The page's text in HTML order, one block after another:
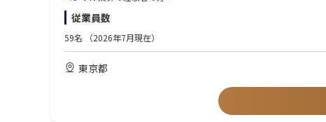
（規制対応・コンプライアンス）
• 全商品・引受実務の金融庁規制・ガイドラインへの適合確認
• 商品・料率に関する規制届出の作成・管理
• 旅行保険商品に影響する規制変更の継続的な把握
• 業務委託アクチュアリー・外部コンサルティング会社とのアクチ
• オペレーション・損害サービス部門との連携（商品実装・業務準備
マネージャーは「配下のメンバーが昇格しないと、自分も昇格できな
Business Planning
自身のチームで目指す目標の設定
目標から逆算したときに実施するべきタスクへの落とし込み
メンバーが抱えるタスクを把握し、必要な改善を指南
業務を行う中で理由も含めて理解をさせることで、基礎力を底上げ
IT業界の経験者の方
不動産アセットマネジメント／不動産ファンドの経験者の方
人材紹介エージェントでの就業経験
法人営業のご経験
顧客折衝経験
従業員数
59名 （2026年7月現在）
東京都